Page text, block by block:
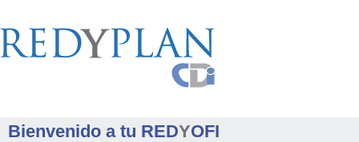
Bienvenido a tu REDYOFI